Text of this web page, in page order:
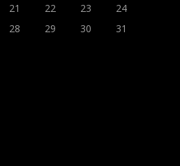
21 22 23
24
28 29 30
31